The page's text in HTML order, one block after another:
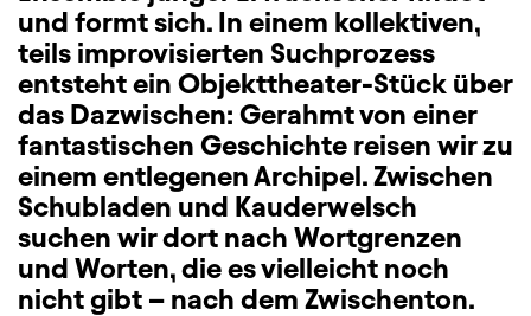
und formt sich. In einem kollektiven,
teils improvisierten Suchprozess
entsteht ein Objekttheater-Stück über
das Dazwischen: Gerahmt von einer
fantastischen Geschichte reisen wir zu
einem entlegenen Archipel. Zwischen
Schubladen und Kauderwelsch
suchen wir dort nach Wortgrenzen
und Worten, die es vielleicht noch
nicht gibt – nach dem Zwischenton.